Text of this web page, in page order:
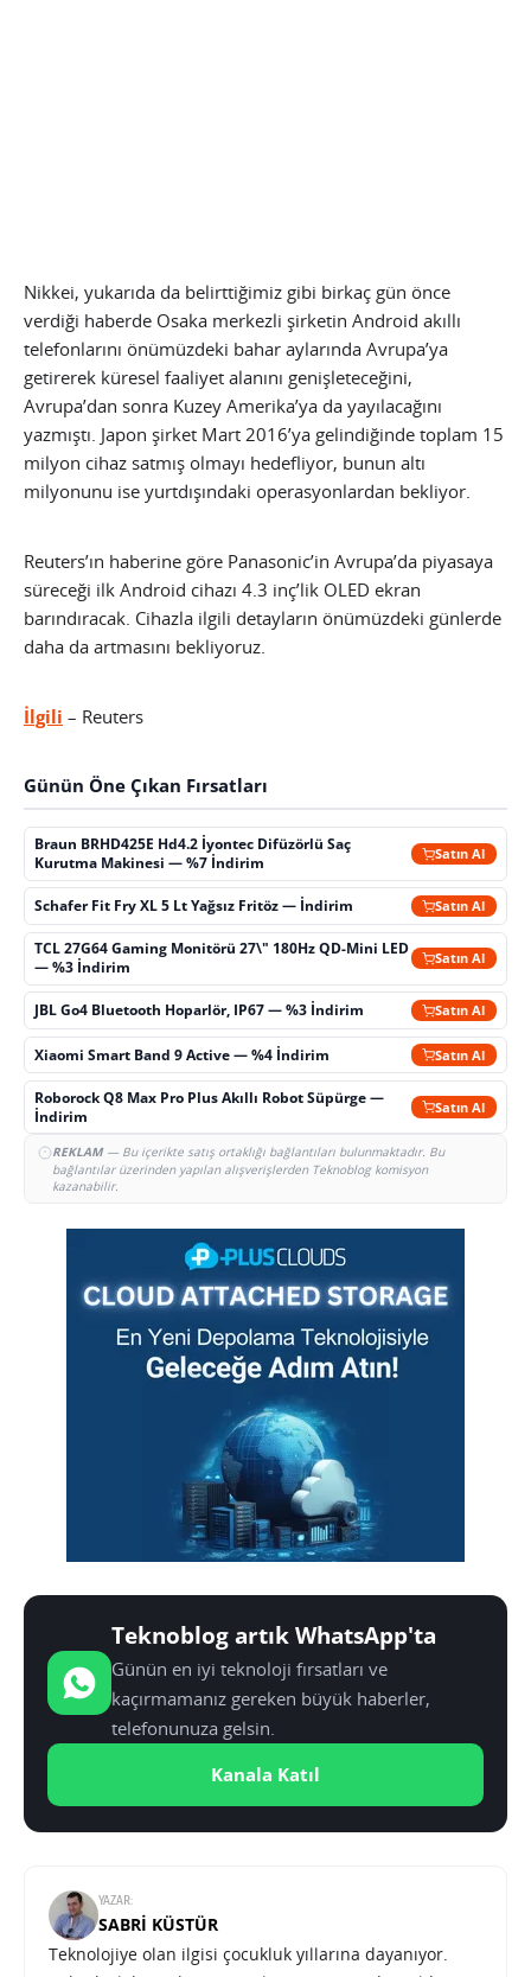
Nikkei, yukarıda da belirttiğimiz gibi birkaç gün önce
verdiği haberde Osaka merkezli şirketin Android akıllı
telefonlarını önümüzdeki bahar aylarında Avrupa’ya
getirerek küresel faaliyet alanını genişleteceğini,
Avrupa’dan sonra Kuzey Amerika’ya da yayılacağını
yazmıştı. Japon şirket Mart 2016’ya gelindiğinde toplam 15
milyon cihaz satmış olmayı hedefliyor, bunun altı
milyonunu ise yurtdışındaki operasyonlardan bekliyor.
Reuters’ın haberine göre Panasonic’in Avrupa’da piyasaya
süreceği ilk Android cihazı 4.3 inç’lik OLED ekran
barındıracak. Cihazla ilgili detayların önümüzdeki günlerde
daha da artmasını bekliyoruz.
İlgili – Reuters
Günün Öne Çıkan Fırsatları
Braun BRHD425E Hd4.2 İyontec Difüzörlü Saç
Kurutma Makinesi — %7 İndirim
Satın Al
Schafer Fit Fry XL 5 Lt Yağsız Fritöz — İndirim Satın Al
TCL 27G64 Gaming Monitörü 27\" 180Hz QD-Mini LED
— %3 İndirim
Satın Al
JBL Go4 Bluetooth Hoparlör, IP67 — %3 İndirim Satın Al
Xiaomi Smart Band 9 Active — %4 İndirim Satın Al
Roborock Q8 Max Pro Plus Akıllı Robot Süpürge —
İndirim
Satın Al
REKLAM— Bu içerikte satış ortaklığı bağlantıları bulunmaktadır. Bu
bağlantılar üzerinden yapılan alışverişlerden Teknoblog komisyon
kazanabilir.
Teknoblog artık WhatsApp'ta
Günün en iyi teknoloji fırsatları ve
kaçırmamanız gereken büyük haberler,
telefonunuza gelsin.
Kanala Katıl
YAZAR:
SABRI KÜSTÜR
Teknolojiye olan ilgisi çocukluk yıllarına dayanıyor.